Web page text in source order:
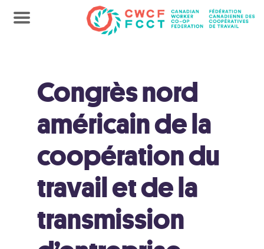
Congrès nord
américain de la
coopération du
travail et de la
transmission